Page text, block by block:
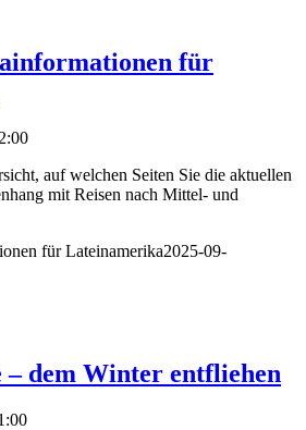
für
auf welchen Seiten Sie die aktuellen
mit Reisen nach Mittel- und
für Lateinamerika2025-09-
– dem Winter entfliehen